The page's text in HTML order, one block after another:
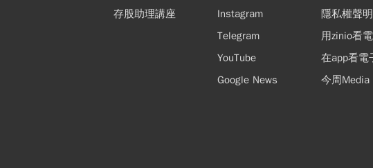
存股助理講座
Instagram
Telegram
YouTube
Google News
隱私權聲明
用zinio看
在app看電
今周Media